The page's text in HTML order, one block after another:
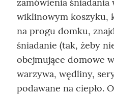
zamówienia śniadania
wiklinowym koszyku,
na progu domku,
śniadanie (tak, żeby
obejmujące domowe
warzywa, wędliny,
podawane na ciepło.